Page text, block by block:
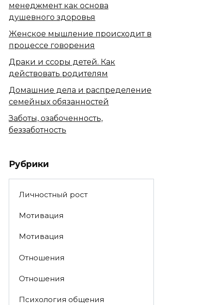
менеджмент как основа
душевного здоровья
Женское мышление происходит в
процессе говорения
Драки и ссоры детей. Как
действовать родителям
Домашние дела и распределение
семейных обязанностей
Заботы, озабоченность,
беззаботность
Рубрики
Личностный рост
Мотивация
Мотивация
Отношения
Отношения
Психология общения